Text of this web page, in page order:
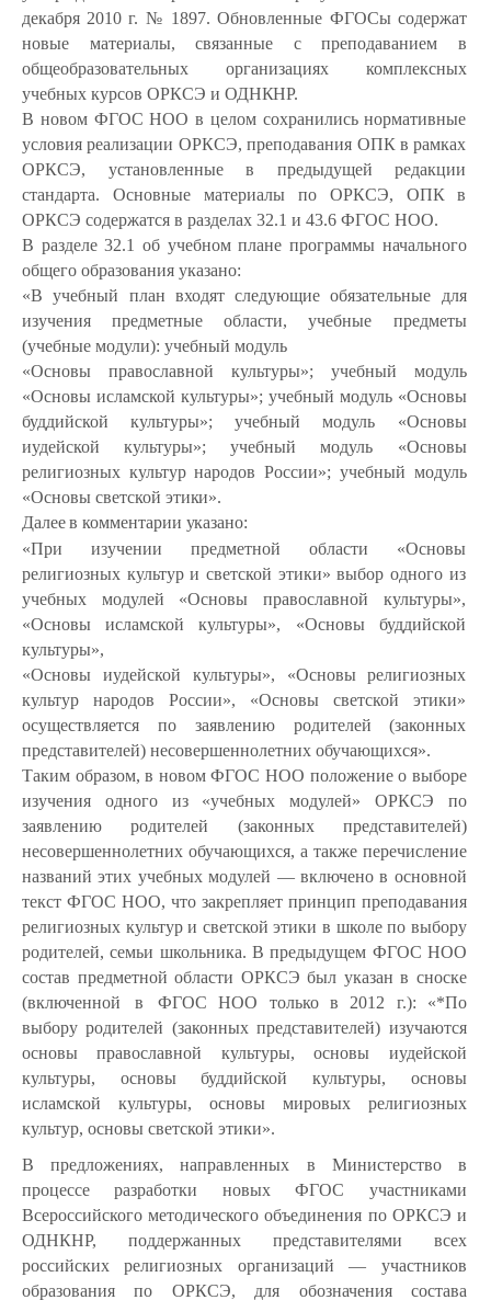
декабря 2010 г. № 1897. Обновленные ФГОСы содержат
новые материалы, связанные с преподаванием в
общеобразовательных организациях комплексных
учебных курсов ОРКСЭ и ОДНКНР.
В новом ФГОС НОО в целом сохранились нормативные
условия реализации ОРКСЭ, преподавания ОПК в рамках
ОРКСЭ, установленные в предыдущей редакции
стандарта. Основные материалы по ОРКСЭ, ОПК в
ОРКСЭ содержатся в разделах 32.1 и 43.6 ФГОС НОО.
В разделе 32.1 об учебном плане программы начального
общего образования указано:
«В учебный план входят следующие обязательные для
изучения предметные области, учебные предметы
(учебные модули): учебный модуль
«Основы православной культуры»; учебный модуль
«Основы исламской культуры»; учебный модуль «Основы
буддийской культуры»; учебный модуль «Основы
иудейской культуры»; учебный модуль «Основы
религиозных культур народов России»; учебный модуль
«Основы светской этики».
Далее в комментарии указано:
«При изучении предметной области «Основы
религиозных культур и светской этики» выбор одного из
учебных модулей «Основы православной культуры»,
«Основы исламской культуры», «Основы буддийской
культуры»,
«Основы иудейской культуры», «Основы религиозных
культур народов России», «Основы светской этики»
осуществляется по заявлению родителей (законных
представителей) несовершеннолетних обучающихся».
Таким образом, в новом ФГОС НОО положение о выборе
изучения одного из «учебных модулей» ОРКСЭ по
заявлению родителей (законных представителей)
несовершеннолетних обучающихся, а также перечисление
названий этих учебных модулей — включено в основной
текст ФГОС НОО, что закрепляет принцип преподавания
религиозных культур и светской этики в школе по выбору
родителей, семьи школьника. В предыдущем ФГОС НОО
состав предметной области ОРКСЭ был указан в сноске
(включенной
в
ФГОС НОО только в 2012 г.): «*По
выбору родителей (законных представителей) изучаются
основы православной культуры, основы иудейской
культуры, основы буддийской культуры, основы
исламской культуры, основы мировых религиозных
культур, основы светской этики».
В предложениях, направленных в Министерство в
процессе разработки новых ФГОС участниками
Всероссийского методического объединения по ОРКСЭ и
ОДНКНР, поддержанных представителями всех
российских религиозных организаций — участников
образования по ОРКСЭ, для обозначения состава